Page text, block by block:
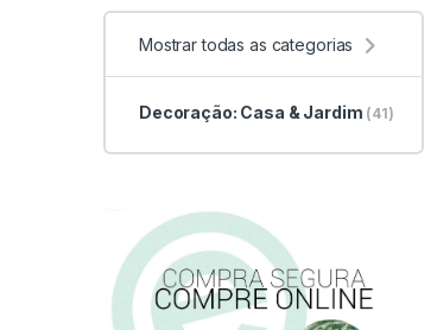
Mostrar todas as categorias
Decoração: Casa & Jardim (41)